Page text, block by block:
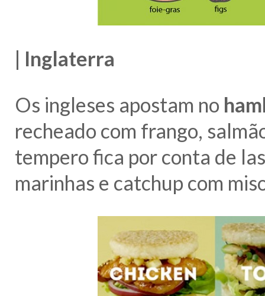
| Inglaterra
Os ingleses apostam no
recheado com frango,
tempero fica por conta de
marinhas e catchup com